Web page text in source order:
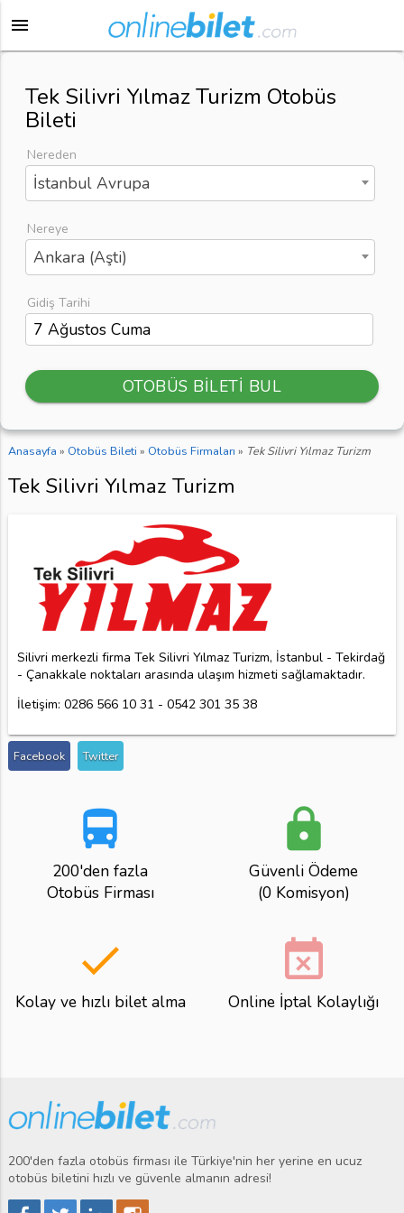
menu
Tek Silivri Yılmaz Turizm Otobüs
Bileti
Nereden
İstanbul Avrupa
Nereye
Ankara (Aşti)
Gidiş Tarihi
OTOBÜS BİLETİ BUL
Anasayfa » Otobüs Bileti » Otobüs Firmaları » Tek Silivri Yılmaz Turizm
Tek Silivri Yılmaz Turizm
Silivri merkezli firma Tek Silivri Yılmaz Turizm, İstanbul - Tekirdağ
- Çanakkale noktaları arasında ulaşım hizmeti sağlamaktadır.
İletişim: 0286 566 10 31 - 0542 301 35 38
Facebook Twitter
directions_bus
200'den fazla
Otobüs Firması
lock
Güvenli Ödeme
(0 Komisyon)
done
Kolay ve hızlı bilet alma
event_busy
Online İptal Kolaylığı
200'den fazla otobüs firması ile Türkiye'nin her yerine en ucuz
otobüs biletini hızlı ve güvenle almanın adresi!